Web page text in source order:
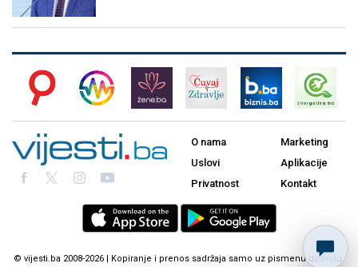
O nama
Uslovi
Privatnost
Marketing
Aplikacije
Kontakt
© vijesti.ba 2008-2026 | Kopiranje i prenos sadržaja samo uz pismenu dozvolu.